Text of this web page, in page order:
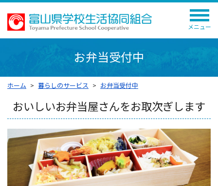
メニュー
お弁当受付中
ホーム 暮らしのサービス お弁当受付中
おいしいお弁当屋さんをお取次ぎします